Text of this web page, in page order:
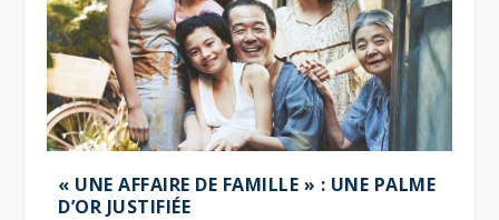
« UNE AFFAIRE DE FAMILLE » : UNE PALME
D’OR JUSTIFIÉE